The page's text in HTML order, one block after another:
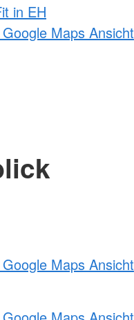
in EH
Maps Ansicht
Maps Ansicht